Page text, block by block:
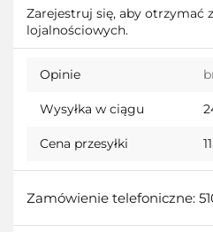
Zarejestruj się, aby otrzymać
lojalnościowych.
Opinie
Wysyłka w ciągu
Cena przesyłki
Zamówienie telefoniczne: